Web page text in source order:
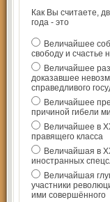
Как Вы считаете,
года - это
Величайшее
свободу и счастье
Величайшее
доказавшее
справедливого
Величайшее
причиной гибели
Величайшее в
правящего класса
Величайшая в
иностранных
Величайшая
участники
ими совершённого